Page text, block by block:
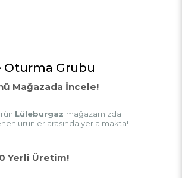
Oturma Grubu
Mağazada İncele!
Lüleburgaz mağazamızda
ürünler arasında yer almakta!
Yerli Üretim!